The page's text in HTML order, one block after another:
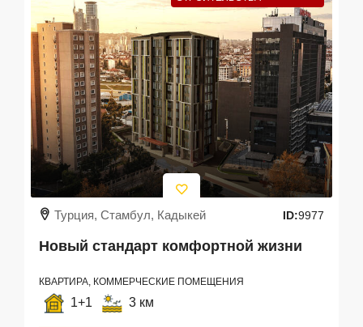
Турция, Стамбул, Кадыкей ID:9977
Новый стандарт комфортной жизни
КВАРТИРА, КОММЕРЧЕСКИЕ ПОМЕЩЕНИЯ
1+1 3 км